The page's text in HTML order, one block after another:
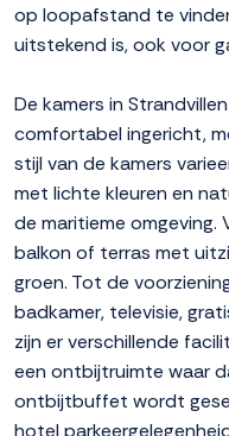
op loopafstand te
uitstekend is, ook voor
De kamers in
comfortabel ingericht,
stijl van de kamers
met lichte kleuren en
de maritieme omgeving.
balkon of terras met
groen. Tot de
badkamer, televisie,
zijn er verschillende
een ontbijtruimte waar
ontbijtbuffet wordt